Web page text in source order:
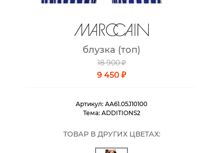
блузка (топ)
18 900 ₽
9 450 ₽
Артикул: AA61.05J10100
Тема: ADDITIONS2
ТОВАР В ДРУГИХ ЦВЕТАХ: